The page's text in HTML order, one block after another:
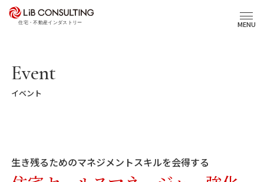
MENU
プロジェクト事例
エキスパート
事業本部理念
Event
イベント
生き残るためのマネジメントスキルを会得する